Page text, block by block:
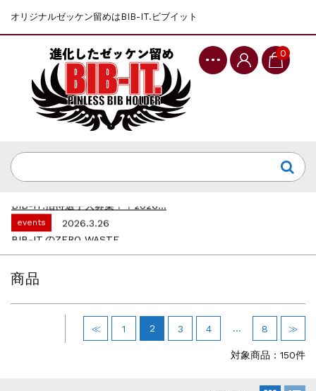
オリジナルゼッケン留めはBIB-IT.ビブイット
0
events
2025.10.1
第46回 丹波篠山ABCマラソン...
上尾シティハーフマラソン2026 記念T...
events
2026.6.23
events
BIB-IT.のZERO WASTE...
events
2026.7.8
上尾シティハーフマラソン2026 記念T...
商品
≪ 1 2 3 4 … 8 ≫
対象商品：150件